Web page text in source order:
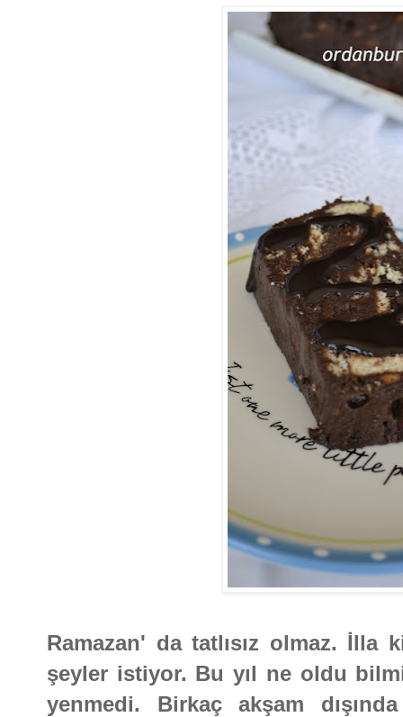
Ramazan' da tatlısız olmaz. İlla
şeyler istiyor. Bu yıl ne oldu
yenmedi. Birkaç akşam